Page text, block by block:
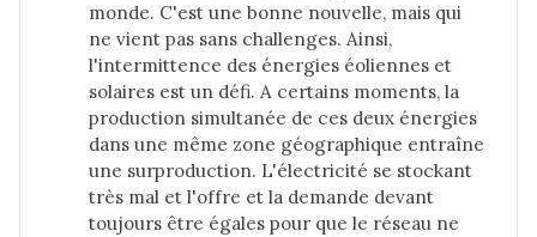
monde. C'est une bonne nouvelle, mais qui
ne vient pas sans challenges. Ainsi,
l'intermittence des énergies éoliennes et
solaires est un défi. A certains moments, la
production simultanée de ces deux énergies
dans une même zone géographique entraîne
une surproduction. L'électricité se stockant
très mal et l'offre et la demande devant
toujours être égales pour que le réseau ne